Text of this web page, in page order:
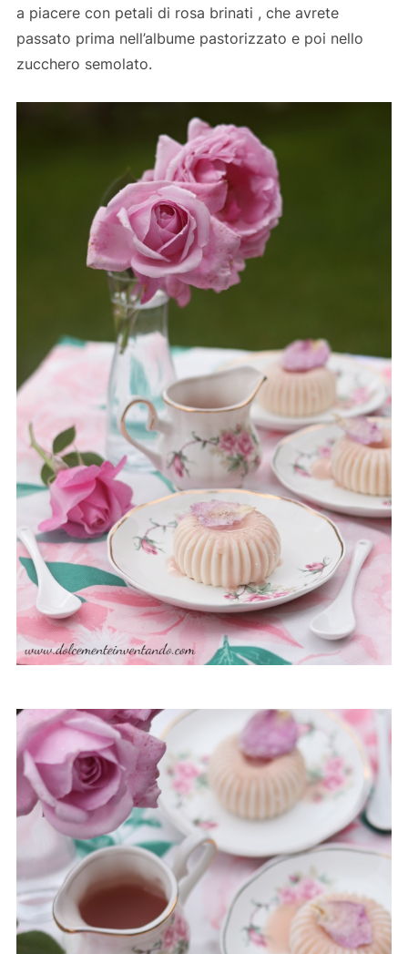
a piacere con petali di rosa brinati , che avrete
passato prima nell’albume pastorizzato e poi nello
zucchero semolato.